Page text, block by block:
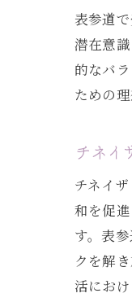
表参道
潜在意
的なバ
ための
チネイ
チネイ
和を促
す。表
クを解
活にお